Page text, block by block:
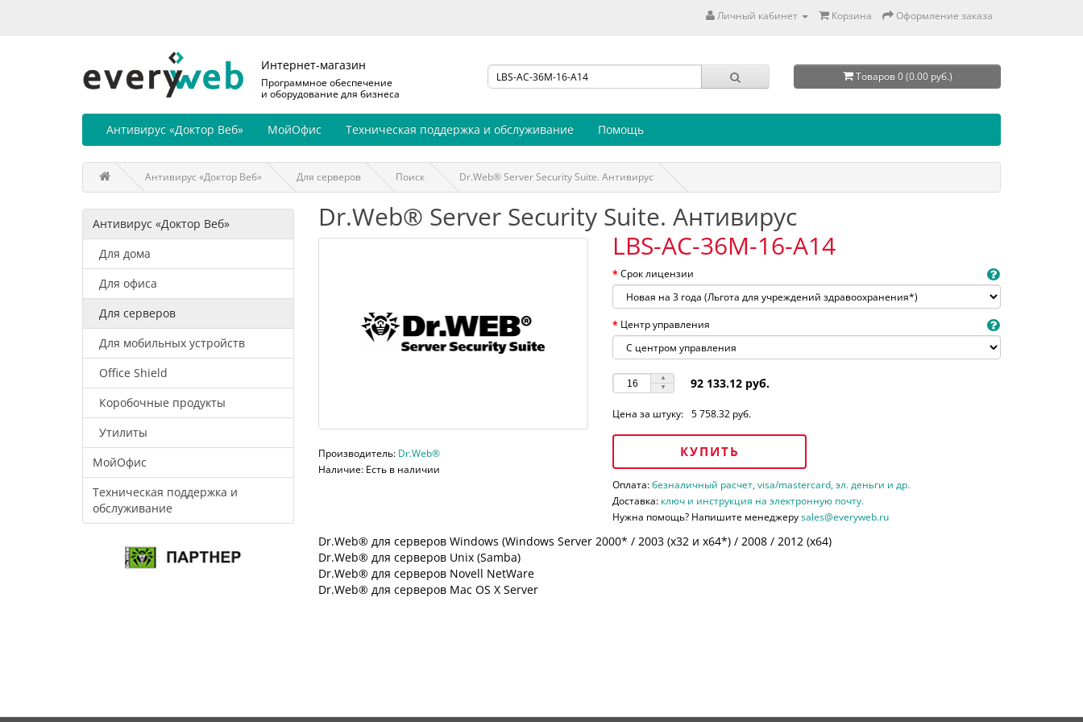
Личный кабинет Корзина Оформление заказа
Интернет-магазин
Программное обеспечение
и оборудование для бизнеса
Товаров 0 (0.00 руб.)
Антивирус «Доктор Веб» МойОфис Техническая поддержка и обслуживание Помощь
Антивирус «Доктор Веб» Для серверов Поиск Dr.Web® Server Security Suite. Антивирус
Антивирус «Доктор Веб»
Для дома
Для офиса
Для серверов
Для мобильных устройств
Office Shield
Коробочные продукты
Утилиты
МойОфис
Техническая поддержка и
обслуживание
Dr.Web® Server Security Suite. Антивирус
Производитель: Dr.Web®
Наличие: Есть в наличии
LBS-AC-36M-16-A14
Срок лицензии
Центр управления
92 133.12 руб.
Цена за штуку: 5 758.32 руб.
КУПИТЬ
Оплата:безналичный расчет, visa/mastercard, эл. деньги и др.
Доставка: ключ и инструкция на электронную почту.
Нужна помощь? Напишите менеджеруsales@everyweb.ru
Dr.Web® для серверов Windows (Windows Server 2000* / 2003 (х32 и х64*) / 2008 / 2012 (х64)
Dr.Web® для серверов Unix (Samba)
Dr.Web® для серверов Novell NetWare
Dr.Web® для серверов Mac OS X Server